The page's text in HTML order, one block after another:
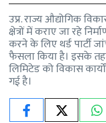
उप्र. राज्य औद्योगिक
क्षेत्रों में कराए जा रहे
करने के लिए थर्ड पार्टी
फैसला किया है। इसके
लिमिटेड को विकास
गई है।